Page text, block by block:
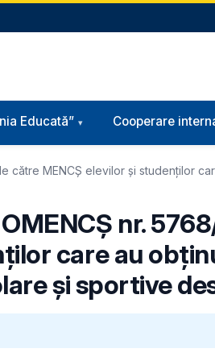
Educată” Cooperare
către MENCȘ elevilor și studenților
nr.
care au
și sportive